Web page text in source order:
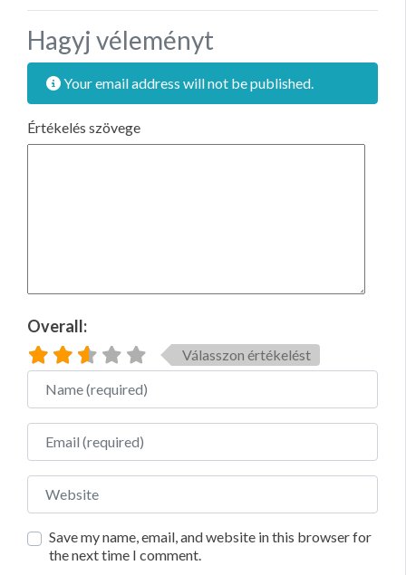
Hagyj véleményt
Your email address will not be published.
Értékelés szövege
Overall:
Válasszon értékelést
Name
Email
Website
Save my name, email, and website in this browser for
the next time I comment.